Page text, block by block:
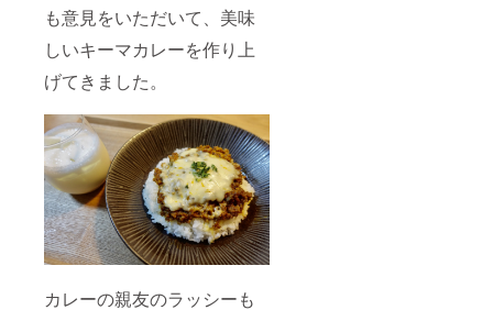
も意見をいただいて、美味
しいキーマカレーを作り上
げてきました。
カレーの親友のラッシーも